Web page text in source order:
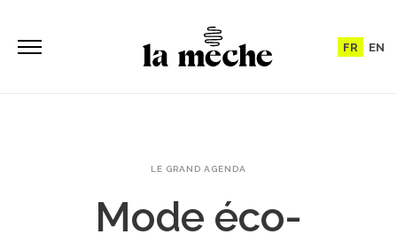
FR EN
LE GRAND AGENDA
Mode éco-